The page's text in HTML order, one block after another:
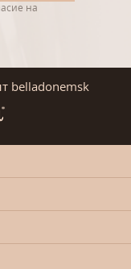
на
belladonemsk